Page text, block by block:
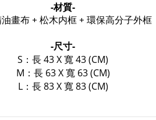
-材質-
畫布 + 松木内框 + 環保高分子外框
-尺寸-
S：長 43 X 寬 43 (CM)
M：長 63 X 寬 63 (CM)
L：長 83 X 寬 83 (CM)